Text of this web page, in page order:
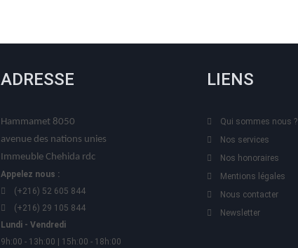
ADRESSE
Hammamet 8050
avenue des nations unies
Immeuble Chehida rdc
Appelez nous :
(+216) 52 605 844
(+216) 29 105 844
Lundi - Vendredi
9h:00 - 13h:00 | 15h:00 - 18h:00
LIENS
Qui sommes nous ?
Nos services
Nos honoraires
Mentions légales
Nous contacter
Newsletter